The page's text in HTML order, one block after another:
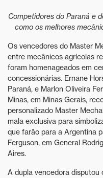
Competidores do Paraná e
como os melhores
Os vencedores do Master
entre mecânicos agrícolas
foram homenageados em
concessionárias. Ernane
Paraná, e Marlon Oliveira
Minas, em Minas Gerais,
personalizado Master
mala exclusiva para
que farão para a Argentina
Ferguson, em General
Aires.
A dupla vencedora